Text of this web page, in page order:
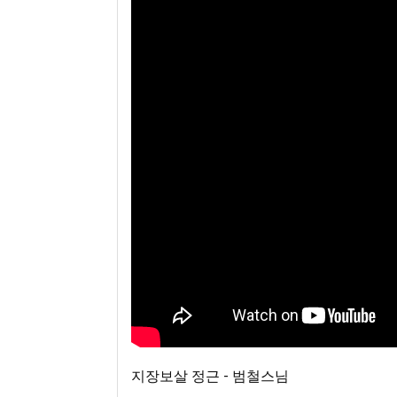
지장보살 정근 - 범철스님